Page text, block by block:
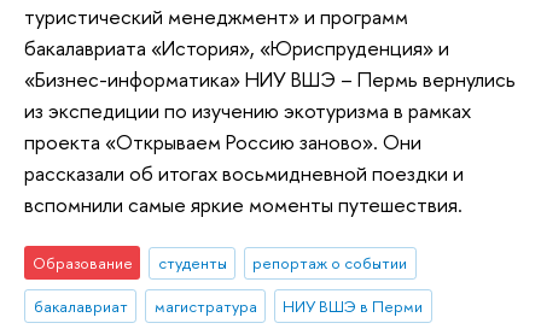
туристический менеджмент» и программ
бакалавриата «История», «Юриспруденция» и
«Бизнес-информатика» НИУ ВШЭ – Пермь вернулись
из экспедиции по изучению экотуризма в рамках
проекта «Открываем Россию заново». Они
рассказали об итогах восьмидневной поездки и
вспомнили самые яркие моменты путешествия.
Образование студенты
репортаж о событии
бакалавриат
магистратура НИУ ВШЭ в Перми